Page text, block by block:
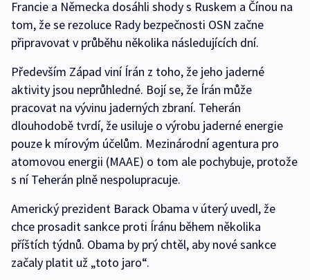
Francie a Německa dosáhli shody s Ruskem a Čínou na
tom, že se rezoluce Rady bezpečnosti OSN začne
připravovat v průběhu několika následujících dní.
Především Západ viní Írán z toho, že jeho jaderné
aktivity jsou neprůhledné. Bojí se, že Írán může
pracovat na vývinu jaderných zbraní. Teherán
dlouhodobě tvrdí, že usiluje o výrobu jaderné energie
pouze k mírovým účelům. Mezinárodní agentura pro
atomovou energii (MAAE) o tom ale pochybuje, protože
s ní Teherán plně nespolupracuje.
Americký prezident Barack Obama v úterý uvedl, že
chce prosadit sankce proti Íránu během několika
příštích týdnů. Obama by prý chtěl, aby nové sankce
začaly platit už „toto jaro“.